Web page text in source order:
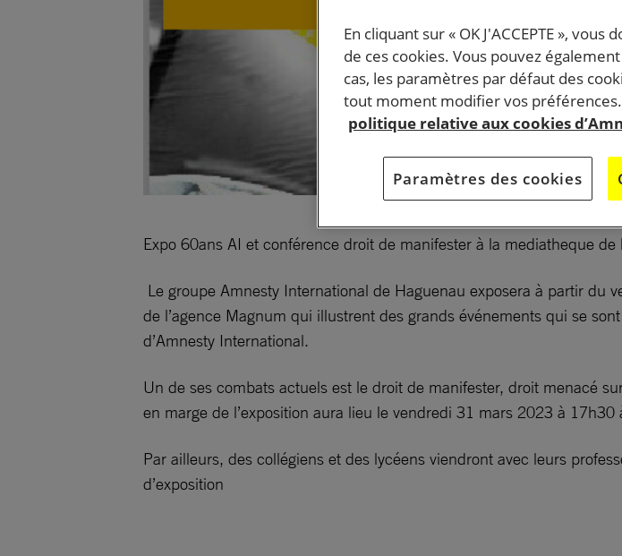
Expo 60ans AI et conférence droit de manifester à la mediatheque de
Le groupe Amnesty International de Haguenau exposera à partir du
de l’agence Magnum qui illustrent des grands événements qui se
d’Amnesty International.
Un de ses combats actuels est le droit de manifester, droit menacé
en marge de l’exposition aura lieu le vendredi 31 mars 2023 à
Par ailleurs, des collégiens et des lycéens viendront avec leurs
d’exposition
En cliquant sur « OK J'ACCEPTE »,
de ces cookies. Vous pouvez
cas, les paramètres par défaut des
tout moment modifier vos
politique relative aux cookies
Paramètres des cookies